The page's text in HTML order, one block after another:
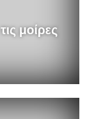
μοίρες